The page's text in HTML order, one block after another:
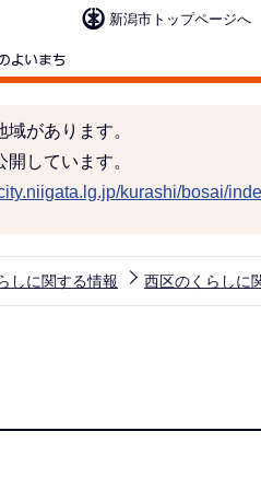
新潟市トップページへ
があります。
しています。
kurashi/bosai/
しに関する情報 西区のくらしに